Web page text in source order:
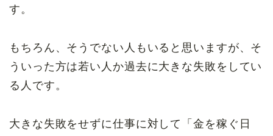
す。
もちろん、そうでない人もいると思いますが、そ
ういった方は若い人か過去に大きな失敗をしてい
る人です。
大きな失敗をせずに仕事に対して「金を稼ぐ日